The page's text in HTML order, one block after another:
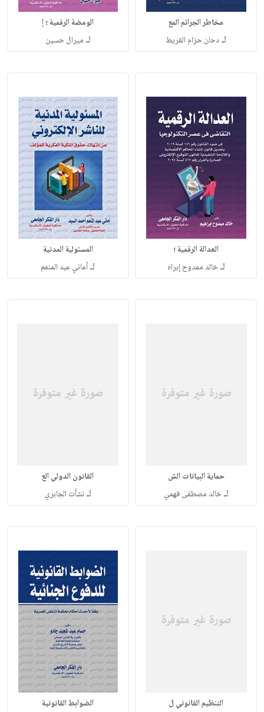
مخاطر الجرائم المع
لـدحان حزام القريط
الومضة الرقمية ؛ إ
لـ ميرال حسين
العدالة الرقمية ؛
لـخالد ممدوح إبراه
المسئولية المدنية
لـأماني عبد المنعم
حماية البيانات الش
لـخالد مصطفى فهمي
القانون الدولي الع
لـ نشأت الجابري
التنظيم القانوني ل الضوابط القانونية